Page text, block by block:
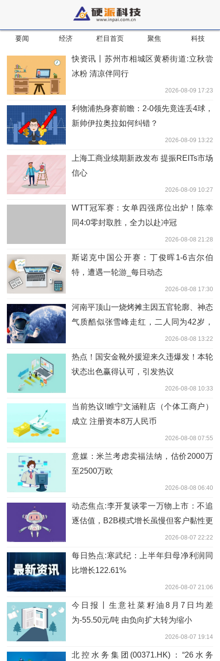
要闻 经济 栏目首页 聚焦 科技
快资讯丨苏州市相城区黄桥街道:立秋尝
冰粉 清凉伴同行
2026-08-09 17:23
利物浦热身赛前瞻：2-0领先竟连丢4球，
新帅伊拉奥拉如何纠错？
2026-08-09 13:22
上海工商业续期新政发布 提振REITs市场
信心
2026-08-09 10:27
WTT冠军赛：女单四强席位出炉！陈幸
同4:0零封取胜，全力以赴冲冠
2026-08-08 21:28
斯诺克中国公开赛：丁俊晖1-6吉尔伯
特，遭遇一轮游_每日动态
2026-08-08 17:30
河南平顶山一烧烤摊主因五官轮廓、神态
气质酷似张雪峰走红，二人同为42岁，
家中都有一个女儿；张雪峰曾表示要开一
家烤肉店|焦点要闻
2026-08-08 13:22
热点！国安金靴外援迎来久违爆发！本轮
状态出色赢得认可，引发热议
2026-08-08 10:33
当前热议!睢宁文涵鞋店（个体工商户）
成立 注册资本8万人民币
2026-08-08 07:55
意媒：米兰考虑卖福法纳，估价2000万
至2500万欧
2026-08-08 06:40
动态焦点:李开复谈零一万物上市：不追
逐估值，B2B模式增长虽慢但客户黏性更
2026-08-07 22:22
每日热点:寒武纪：上半年归母净利润同
比增长122.61%
2026-08-07 21:06
今日报丨生意社菜籽油8月7日均差
为-55.50元/吨 由负向扩大转为缩小
2026-08-07 19:14
北控水务集团(00371.HK)：“26水务